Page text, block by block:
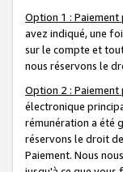
Option 1 :
avez indiqué, une
sur le compte et
nous réservons le
Option 2 : Paiement
électronique
rémunération a été
réservons le droit
Paiement. Nous